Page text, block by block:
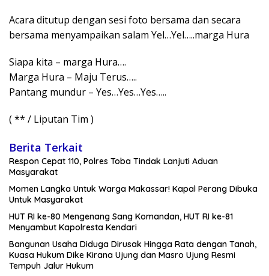
Acara ditutup dengan sesi foto bersama dan secara
bersama menyampaikan salam Yel…Yel…..marga Hura
Siapa kita – marga Hura….
Marga Hura – Maju Terus…..
Pantang mundur – Yes…Yes…Yes…..
( ** / Liputan Tim )
Berita Terkait
Respon Cepat 110, Polres Toba Tindak Lanjuti Aduan
Masyarakat
Momen Langka Untuk Warga Makassar! Kapal Perang Dibuka
Untuk Masyarakat
HUT RI ke-80 Mengenang Sang Komandan, HUT RI ke-81
Menyambut Kapolresta Kendari
Bangunan Usaha Diduga Dirusak Hingga Rata dengan Tanah,
Kuasa Hukum Dike Kirana Ujung dan Masro Ujung Resmi
Tempuh Jalur Hukum